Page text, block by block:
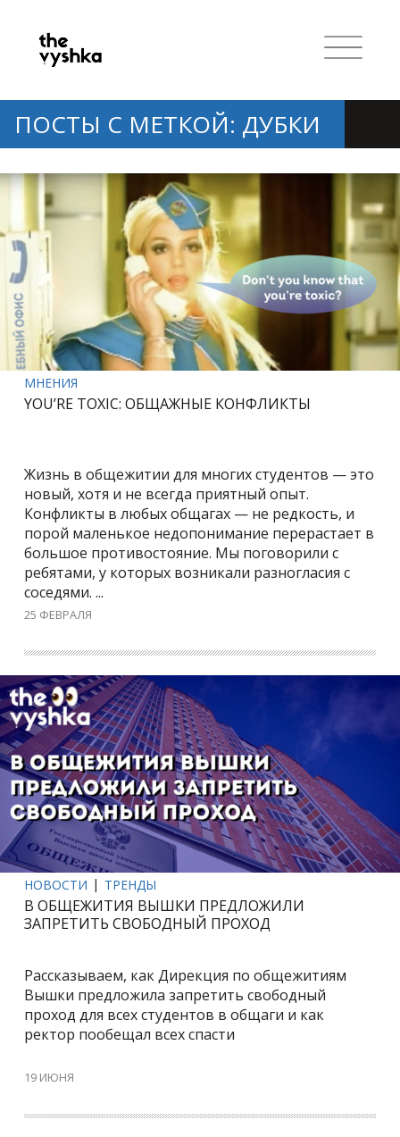
ПОСТЫ С МЕТКОЙ: ДУБКИ
МНЕНИЯ
YOU’RE TOXIC: ОБЩАЖНЫЕ КОНФЛИКТЫ
Жизнь в общежитии для многих студентов — это
новый, хотя и не всегда приятный опыт.
Конфликты в любых общагах — не редкость, и
порой маленькое недопонимание перерастает в
большое противостояние. Мы поговорили с
ребятами, у которых возникали разногласия с
соседями. ...
25 ФЕВРАЛЯ
НОВОСТИ ТРЕНДЫ
В ОБЩЕЖИТИЯ ВЫШКИ ПРЕДЛОЖИЛИ
ЗАПРЕТИТЬ СВОБОДНЫЙ ПРОХОД
Рассказываем, как Дирекция по общежитиям
Вышки предложила запретить свободный
проход для всех студентов в общаги и как
ректор пообещал всех спасти
19 ИЮНЯ